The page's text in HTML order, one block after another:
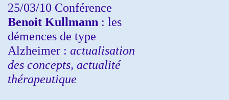
25/03/10 Conférence
Benoit Kullmann : les
démences de type
Alzheimer : actualisation
des concepts, actualité
thérapeutique